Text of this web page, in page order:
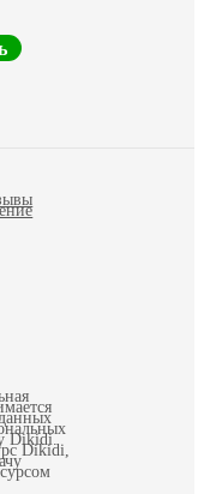
Dikidi.
Dikidi,